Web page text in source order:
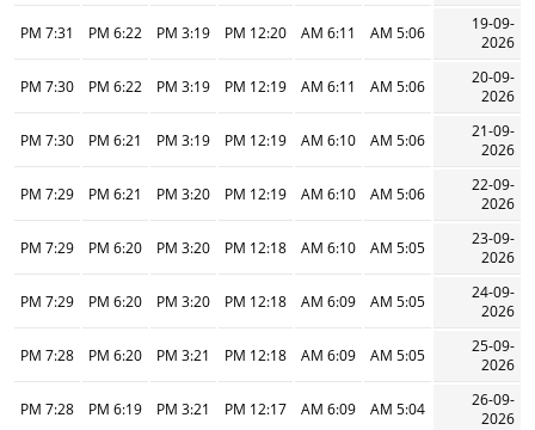
19-09-
2026
5:06 AM
6:11 AM
12:20 PM
3:19 PM
6:22 PM
7:31 PM
20-09-
2026
5:06 AM
6:11 AM
12:19 PM
3:19 PM
6:22 PM
7:30 PM
21-09-
2026
5:06 AM
6:10 AM
12:19 PM
3:19 PM
6:21 PM
7:30 PM
22-09-
2026
5:06 AM
6:10 AM
12:19 PM
3:20 PM
6:21 PM
7:29 PM
23-09-
2026
5:05 AM
6:10 AM
12:18 PM
3:20 PM
6:20 PM
7:29 PM
24-09-
2026
5:05 AM
6:09 AM
12:18 PM
3:20 PM
6:20 PM
7:29 PM
25-09-
2026
5:05 AM
6:09 AM
12:18 PM
3:21 PM
6:20 PM
7:28 PM
26-09-
2026
5:04 AM
6:09 AM
12:17 PM
3:21 PM
6:19 PM
7:28 PM